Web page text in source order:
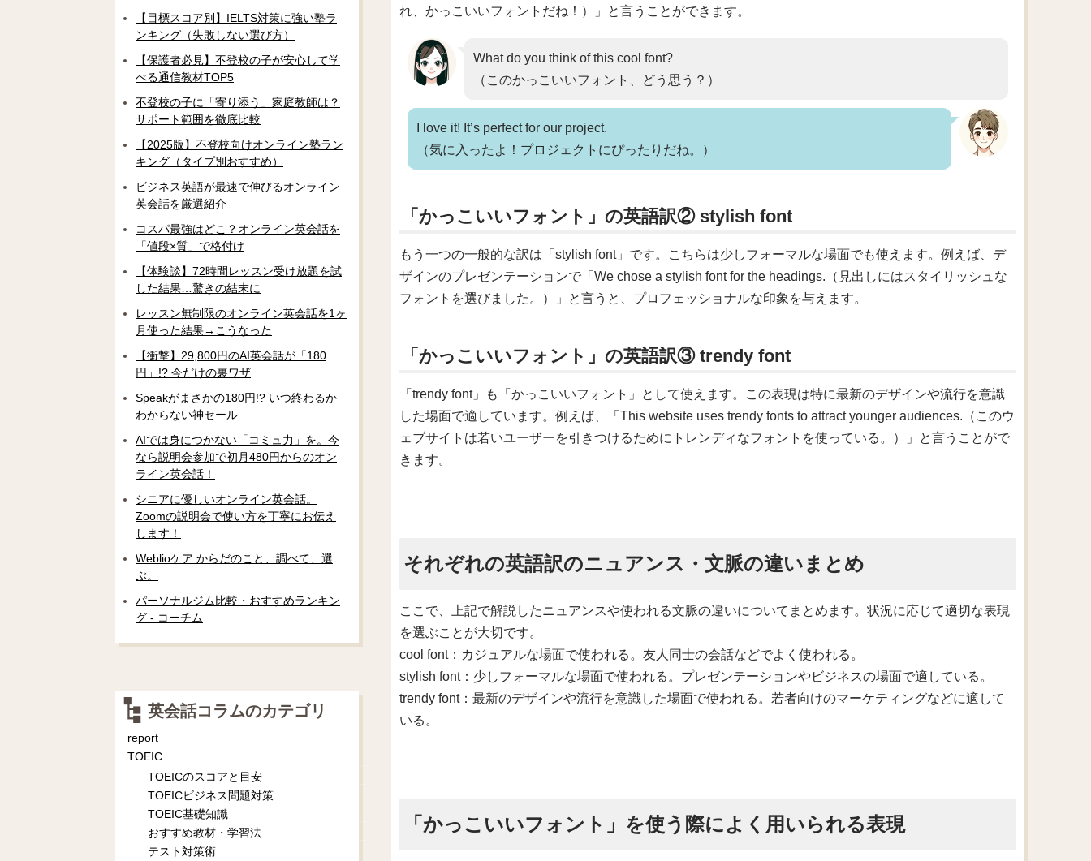
れ、かっこいいフォントだね！）」と言うことができます。
What do you think of this cool font?
（このかっこいいフォント、どう思う？）
I love it! It’s perfect for our project.
（気に入ったよ！プロジェクトにぴったりだね。）
「かっこいいフォント」の英語訳② stylish font
もう一つの一般的な訳は「stylish font」です。こちらは少しフォーマルな場面でも使えます。例えば、デ
ザインのプレゼンテーションで「We chose a stylish font for the headings.（見出しにはスタイリッシュな
フォントを選びました。）」と言うと、プロフェッショナルな印象を与えます。
「かっこいいフォント」の英語訳③ trendy font
「trendy font」も「かっこいいフォント」として使えます。この表現は特に最新のデザインや流行を意識
した場面で適しています。例えば、「This website uses trendy fonts to attract younger audiences.（このウ
ェブサイトは若いユーザーを引きつけるためにトレンディなフォントを使っている。）」と言うことがで
きます。
それぞれの英語訳のニュアンス・文脈の違いまとめ
ここで、上記で解説したニュアンスや使われる文脈の違いについてまとめます。状況に応じて適切な表現
を選ぶことが大切です。
cool font：カジュアルな場面で使われる。友人同士の会話などでよく使われる。
stylish font：少しフォーマルな場面で使われる。プレゼンテーションやビジネスの場面で適している。
trendy font：最新のデザインや流行を意識した場面で使われる。若者向けのマーケティングなどに適して
いる。
「かっこいいフォント」を使う際によく用いられる表現
【目標スコア別】IELTS対策に強い塾ラ
ンキング（失敗しない選び方）
【保護者必見】不登校の子が安心して学
べる通信教材TOP5
不登校の子に「寄り添う」家庭教師は？
サポート範囲を徹底比較
【2025版】不登校向けオンライン塾ラン
キング（タイプ別おすすめ）
ビジネス英語が最速で伸びるオンライン
英会話を厳選紹介
コスパ最強はどこ？オンライン英会話を
「値段×質」で格付け
【体験談】72時間レッスン受け放題を試
した結果…驚きの結末に
レッスン無制限のオンライン英会話を1ヶ
月使った結果→こうなった
【衝撃】29,800円のAI英会話が「180
円」!? 今だけの裏ワザ
Speakがまさかの180円!? いつ終わるか
わからない神セール
AIでは身につかない「コミュ力」を。今
なら説明会参加で初月480円からのオン
ライン英会話！
シニアに優しいオンライン英会話。
Zoomの説明会で使い方を丁寧にお伝え
します！
Weblioケア からだのこと、調べて、選
ぶ。
パーソナルジム比較・おすすめランキン
グ - コーチム
英会話コラムのカテゴリ
report
TOEIC
TOEICのスコアと目安
TOEICビジネス問題対策
TOEIC基礎知識
おすすめ教材・学習法
テスト対策術